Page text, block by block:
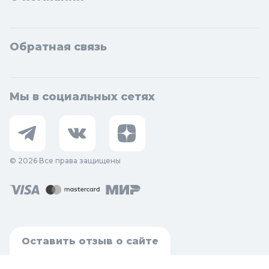
Обратная связь
Мы в социальных сетях
© 2026 Все права защищены
Оставить отзыв о сайте